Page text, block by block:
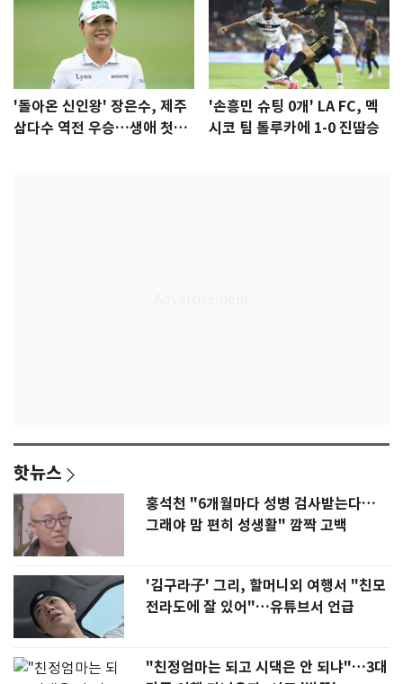
'돌아온 신인왕' 장은수, 제주
삼다수 역전 우승…생애 첫승
'손흥민 슈팅 0개' LA FC, 멕
시코 팀 톨루카에 1-0 진땀승
핫뉴스
홍석천 "6개월마다 성병 검사받는다…
그래야 맘 편히 성생활" 깜짝 고백
'김구라子' 그리, 할머니외 여행서 "친모
전라도에 잘 있어"…유튜브서 언급
"친정엄마는 되고 시댁은 안 되냐"…3대